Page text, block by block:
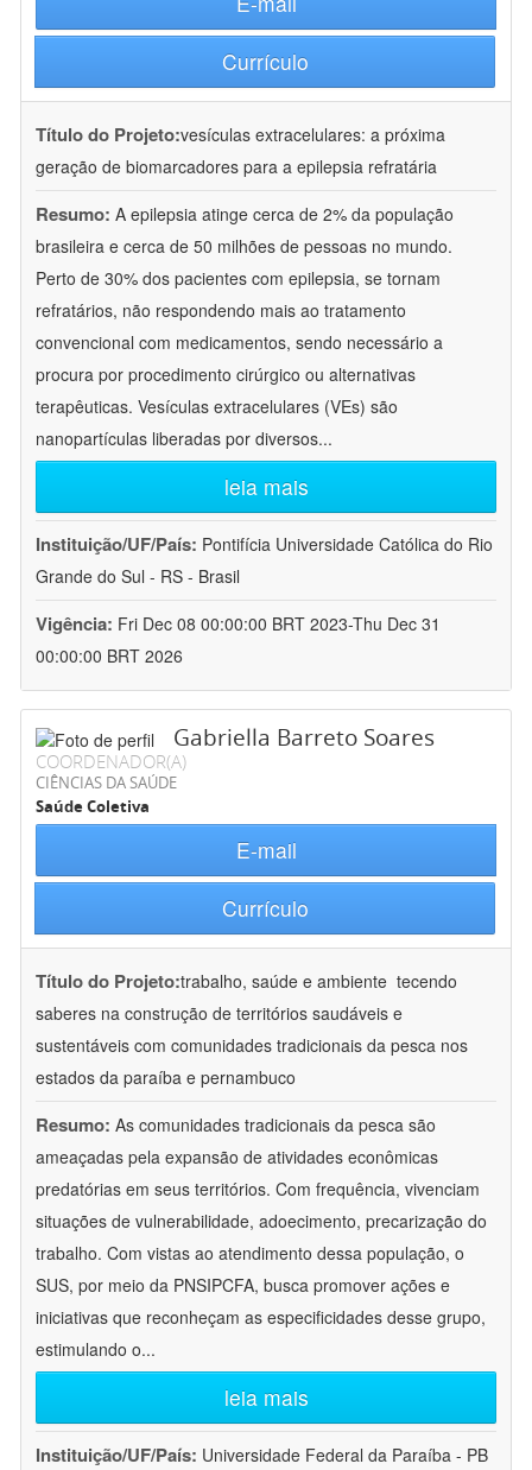
Currículo
Título do Projeto:vesículas extracelulares: a próxima
geração de biomarcadores para a epilepsia refratária
Resumo: A epilepsia atinge cerca de 2% da população
brasileira e cerca de 50 milhões de pessoas no mundo.
Perto de 30% dos pacientes com epilepsia, se tornam
refratários, não respondendo mais ao tratamento
convencional com medicamentos, sendo necessário a
procura por procedimento cirúrgico ou alternativas
terapêuticas. Vesículas extracelulares (VEs) são
nanopartículas liberadas por diversos...
leia mais
Instituição/UF/País: Pontifícia Universidade Católica do Rio
Grande do Sul - RS - Brasil
Vigência: Fri Dec 08 00:00:00 BRT 2023-Thu Dec 31
00:00:00 BRT 2026
Gabriella Barreto Soares
COORDENADOR(A)
CIÊNCIAS DA SAÚDE
Saúde Coletiva
E-mail
Currículo
Título do Projeto:trabalho, saúde e ambiente  tecendo
saberes na construção de territórios saudáveis e
sustentáveis com comunidades tradicionais da pesca nos
estados da paraíba e pernambuco
Resumo: As comunidades tradicionais da pesca são
ameaçadas pela expansão de atividades econômicas
predatórias em seus territórios. Com frequência, vivenciam
situações de vulnerabilidade, adoecimento, precarização do
trabalho. Com vistas ao atendimento dessa população, o
SUS, por meio da PNSIPCFA, busca promover ações e
iniciativas que reconheçam as especificidades desse grupo,
estimulando o...
leia mais
Instituição/UF/País: Universidade Federal da Paraíba - PB